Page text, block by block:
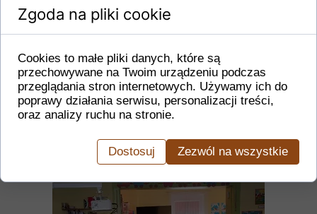
Zgoda na pliki cookie
Cookies to małe pliki danych, które są
przechowywane na Twoim urządzeniu podczas
przeglądania stron internetowych. Używamy ich do
poprawy działania serwisu, personalizacji treści,
oraz analizy ruchu na stronie.
Dostosuj Zezwól na wszystkie